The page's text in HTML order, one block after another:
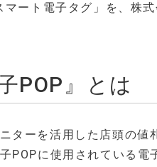
ート電子タグ」を、株
POP』とは
ターを活用した店頭の
POPに使用されている